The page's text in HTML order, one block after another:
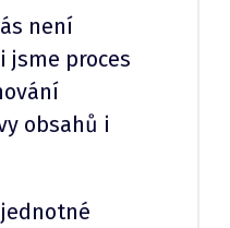
není
jsme proces
obsahů i